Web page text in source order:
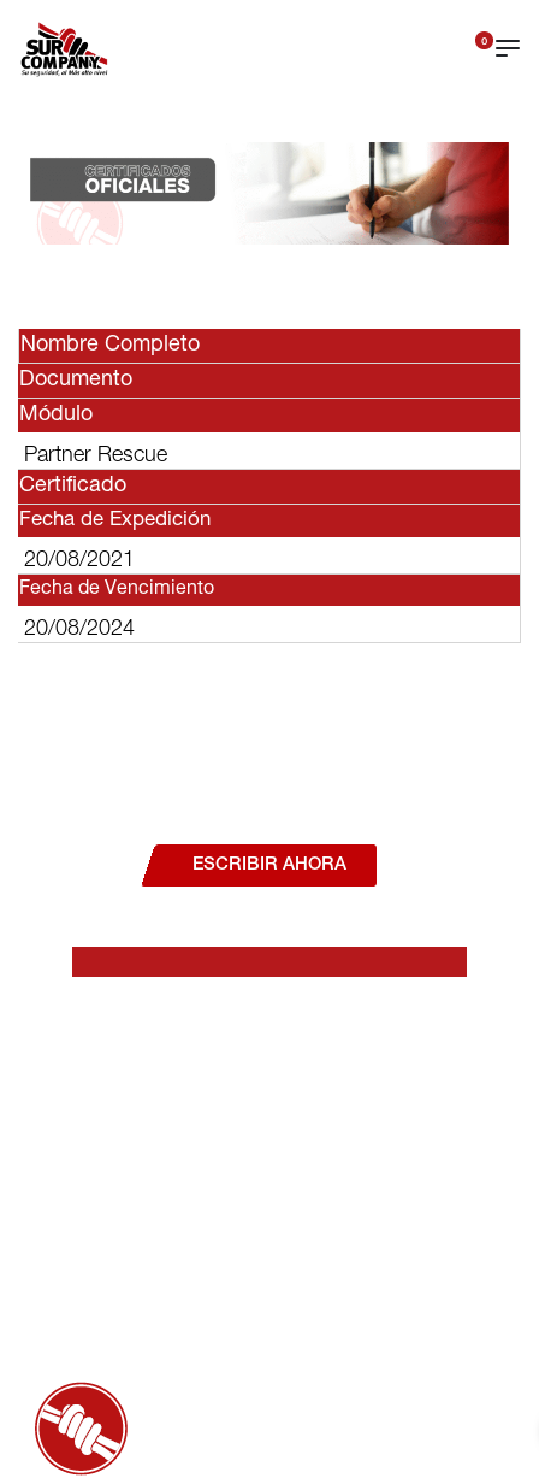
0
Nombre Completo
Documento
Módulo
Partner Rescue
Certificado
Fecha de Expedición
20/08/2021
Fecha de Vencimiento
20/08/2024
ESCRIBIR AHORA